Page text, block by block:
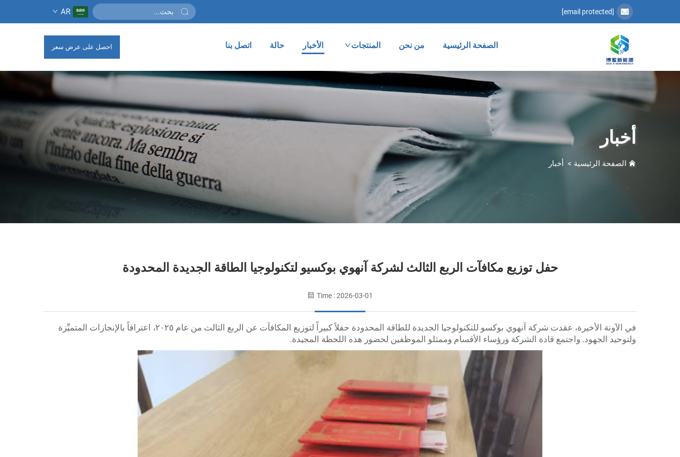
[email protected]
AR
الصفحة الرئيسية من نحن المنتجات الأخبار حالة اتصل بنا احصل على عرض سعر
أخبار
الصفحة الرئيسية > أخبار
حفل توزيع مكافآت الربع الثالث لشركة آنهوي بوكسيو لتكنولوجيا الطاقة الجديدة المحدودة
Time : 2026-03-01
في الآونة الأخيرة، عقدت شركة آنهوي بوكسو للتكنولوجيا الجديدة للطاقة المحدودة حفلاً كبيراً لتوزيع المكافآت عن الربع الثالث من عام ٢٠٢٥، اعترافاً بالإنجازات المتميِّزة
ولتوحيد الجهود. واجتمع قادة الشركة ورؤساء الأقسام وممثلو الموظفين لحضور هذه اللحظة المجيدة.